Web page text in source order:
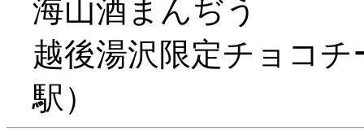
海山酒まんぢう
越後湯沢限定チョコ
駅）